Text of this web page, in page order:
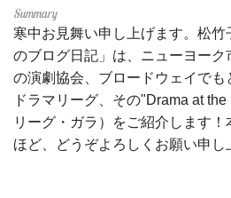
寒中お見舞い申し上げます。松
のブログ日記」は、ニューヨーク
の演劇協会、ブロードウェイでも
ドラマリーグ、その"Drama at
リーグ・ガラ）をご紹介します
ほど、どうぞよろしくお願い申し